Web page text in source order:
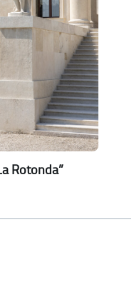
Rotonda”